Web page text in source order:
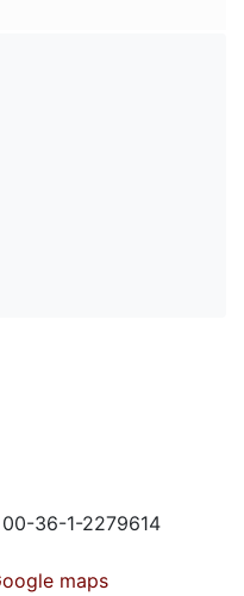
36-1-2279614
maps